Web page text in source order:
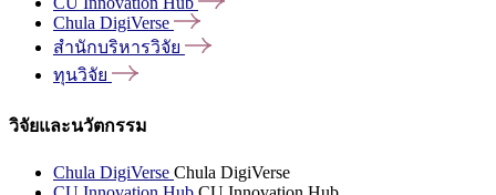
Chula DigiVerse
สำนักบริหารวิจัย
ทุนวิจัย
วิจัยและนวัตกรรม
Chula DigiVerse Chula DigiVerse